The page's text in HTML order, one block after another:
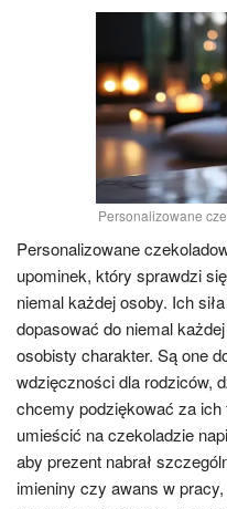
Personalizowane
Personalizowane
upominek, który sprawdzi
niemal każdej osoby. Ich
dopasować do niemal
osobisty charakter. Są one
wdzięczności dla rodziców,
chcemy podziękować za
umieścić na czekoladzie
aby prezent nabrał
imieniny czy awans w